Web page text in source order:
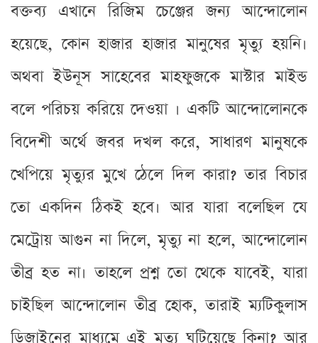
বক্তব্য এখানে রিজিম চেঞ্জের জন্য আন্দোলোন
হয়েছে, কোন হাজার হাজার মানুষের মৃত্যু হয়নি।
অথবা ইউনূস সাহেবের মাহফুজকে মাস্টার মাইন্ড
বলে পরিচয় করিয়ে দেওয়া । একটি আন্দোলোনকে
বিদেশী অর্থে জবর দখল করে, সাধারণ মানুষকে
খেপিয়ে মৃত্যুর মুখে ঠেলে দিল কারা? তার বিচার
তো একদিন ঠিকই হবে। আর যারা বলেছিল যে
মেট্রোয় আগুন না দিলে, মৃত্যু না হলে, আন্দোলোন
তীব্র হত না। তাহলে প্রশ্ন তো থেকে যাবেই, যারা
চাইছিল আন্দোলোন তীব্র হোক, তারাই ম্যটিকুলাস